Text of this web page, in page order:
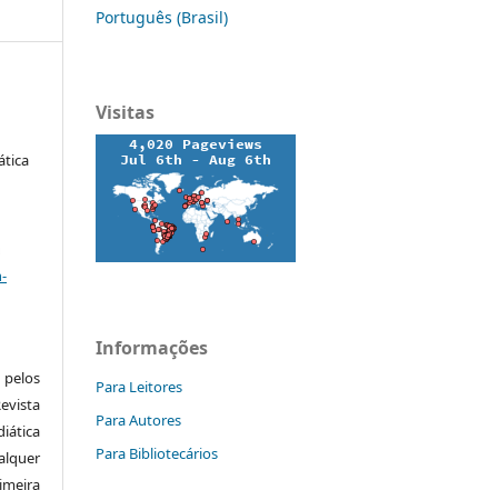
Português (Brasil)
Visitas
Informações
Para Leitores
Para Autores
Para Bibliotecários